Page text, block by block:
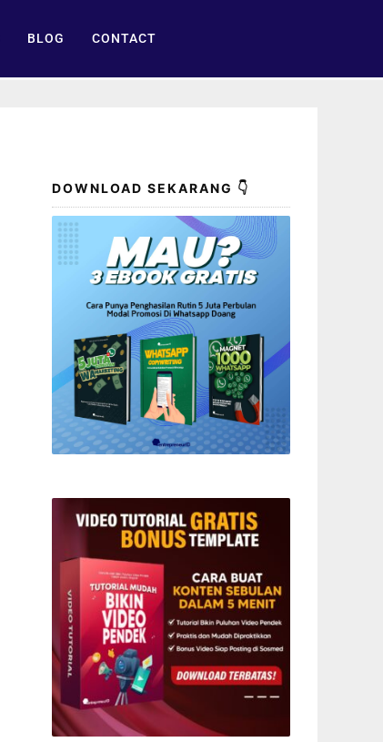
BLOG CONTACT
DOWNLOAD SEKARANG 👇